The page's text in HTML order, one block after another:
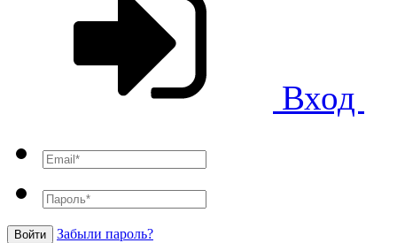
Вход
Войти Забыли пароль?